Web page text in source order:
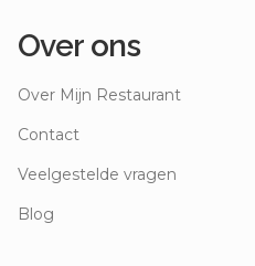
Over ons
Over Mijn Restaurant
Contact
Veelgestelde vragen
Blog